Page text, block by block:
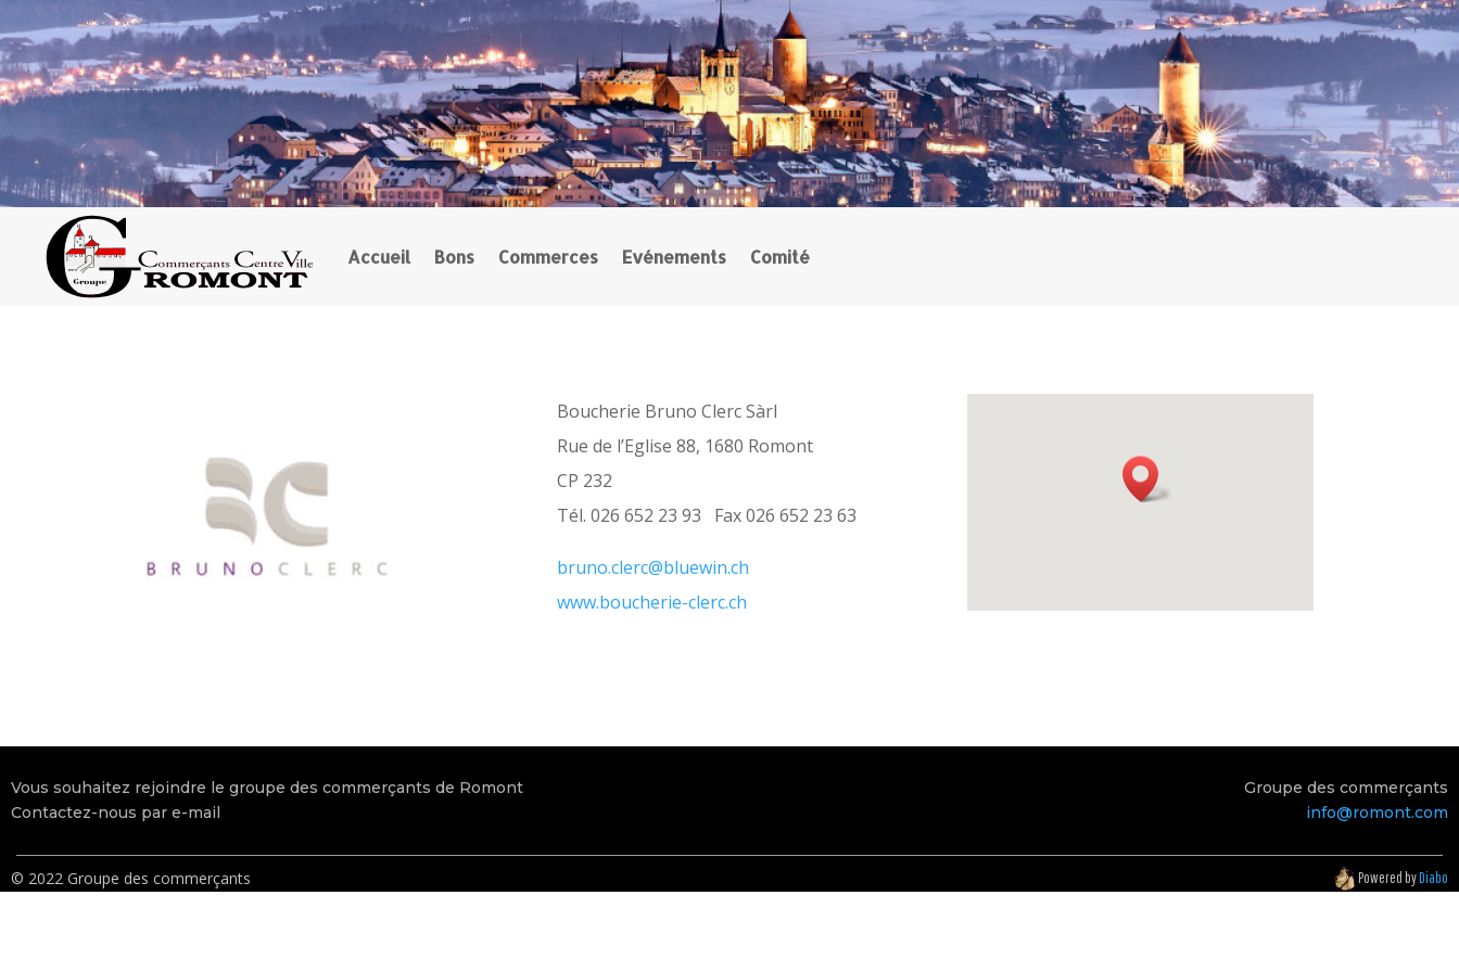
Accueil Bons Commerces Evénements Comité
Boucherie Bruno Clerc Sàrl
Rue de l’Eglise 88, 1680 Romont
CP 232
Tél. 026 652 23 93 Fax 026 652 23 63
bruno.clerc@bluewin.ch
www.boucherie-clerc.ch
Vous souhaitez rejoindre le groupe des commerçants de Romont
Contactez-nous par e-mail
Groupe des commerçants
info@romont.com
© 2022 Groupe des commerçants Powered byDiabo